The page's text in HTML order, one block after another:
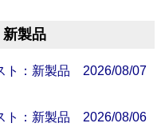
製品
ト：新製品 2026/08/07
ト：新製品 2026/08/06